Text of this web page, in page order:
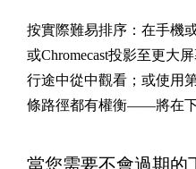
按實際難易排序：在手機
或Chromecast投影至更大
行途中從中觀看；或使用
條路徑都有權衡——將在下
當您需要不會過期的